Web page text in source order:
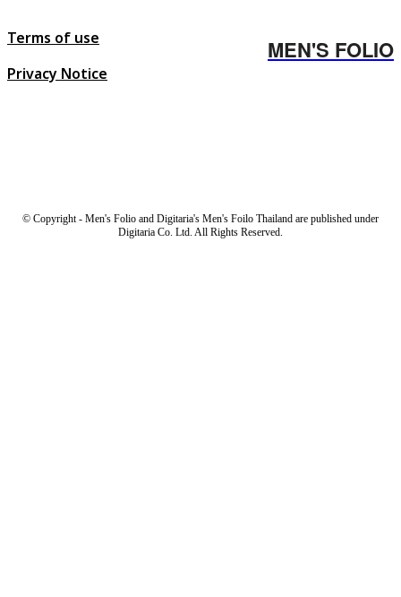
Terms of use
Privacy Notice
MEN'S FOLIO
© Copyright - Men's Folio and Digitaria's Men's Foilo Thailand are published under
Digitaria Co. Ltd. All Rights Reserved.